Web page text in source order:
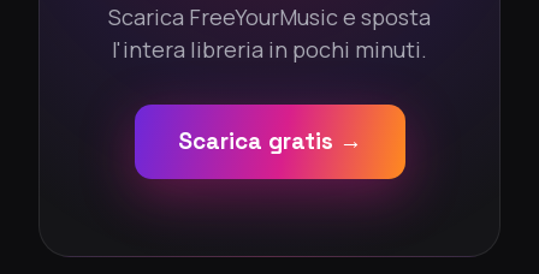
Scarica FreeYourMusic e sposta
l'intera libreria in pochi minuti.
Scarica gratis →